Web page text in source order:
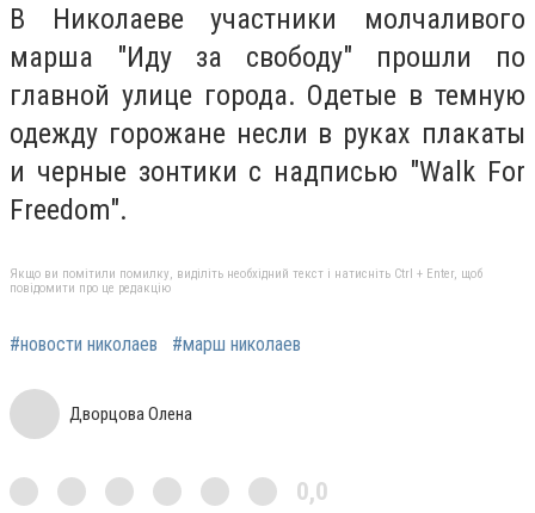
В Николаеве участники молчаливого
марша "Иду за свободу" прошли по
главной улице города. Одетые в темную
одежду горожане несли в руках плакаты
и черные зонтики с надписью "Walk For
Freedom".
Якщо ви помітили помилку, виділіть необхідний текст і натисніть Ctrl + Enter, щоб
повідомити про це редакцію
#новости николаев #марш николаев
Дворцова Олена
0,0